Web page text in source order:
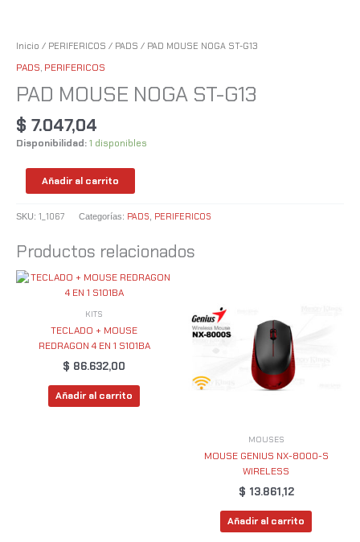
Inicio / PERIFERICOS / PADS / PAD MOUSE NOGA ST-G13
PADS, PERIFERICOS
PAD MOUSE NOGA ST-G13
$ 7.047,04
Disponibilidad:1 disponibles
Añadir al carrito
SKU: 1_1067 Categorías: PADS PERIFERICOS
Productos relacionados
KITS
TECLADO + MOUSE
REDRAGON 4 EN 1 S101BA
$ 86.632,00
Añadir al carrito
MOUSES
MOUSE GENIUS NX-8000-S
WIRELESS
$ 13.861,12
Añadir al carrito